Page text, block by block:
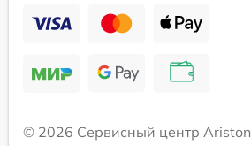
© 2026 Сервисный центр Ariston